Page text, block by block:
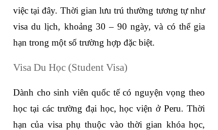
việc tại đây. Thời gian lưu trú thường tương tự như
visa du lịch, khoảng 30 – 90 ngày, và có thể gia
hạn trong một số trường hợp đặc biệt.
Visa Du Học (Student Visa)
Dành cho sinh viên quốc tế có nguyện vọng theo
học tại các trường đại học, học viện ở Peru. Thời
hạn của visa phụ thuộc vào thời gian khóa học,